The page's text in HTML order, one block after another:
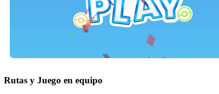
Rutas y Juego en equipo